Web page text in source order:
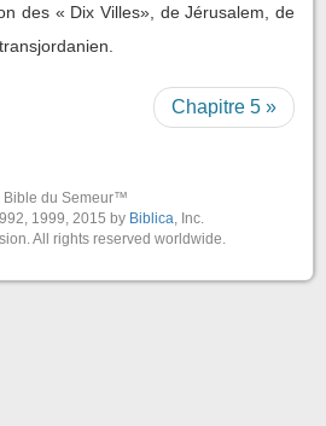
des « Dix Villes», de Jérusalem, de
Chapitre 5 »
Bible du Semeur™
1999, 2015 by Biblica, Inc.
All rights reserved worldwide.